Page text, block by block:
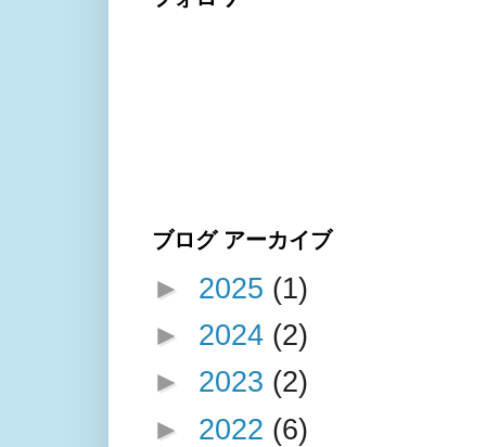
ブログ アーカイブ
► 2025 (1)
► 2024 (2)
► 2023 (2)
► 2022 (6)